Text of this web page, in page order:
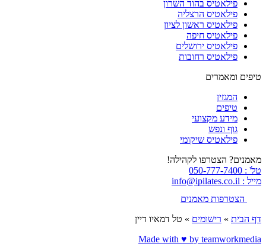
פילאטיס בהוד השרון
פילאטיס הרצליה
פילאטיס ראשון לציון
פילאטיס חיפה
פילאטיס ירושלים
פילאטיס רחובות
טיפים ומאמרים
המגזין
טיפים
מידע מקצועי
גוף ונפש
פילאטיס שיקומי
מאמנים? הצטרפו לקהילה!
טל' : 050-777-7400
מייל : info@ipilates.co.il
הצטרפות מאמנים
דף הבית » רישומים » טל דמאיו דיין
Made with ♥️ by teamworkmedia